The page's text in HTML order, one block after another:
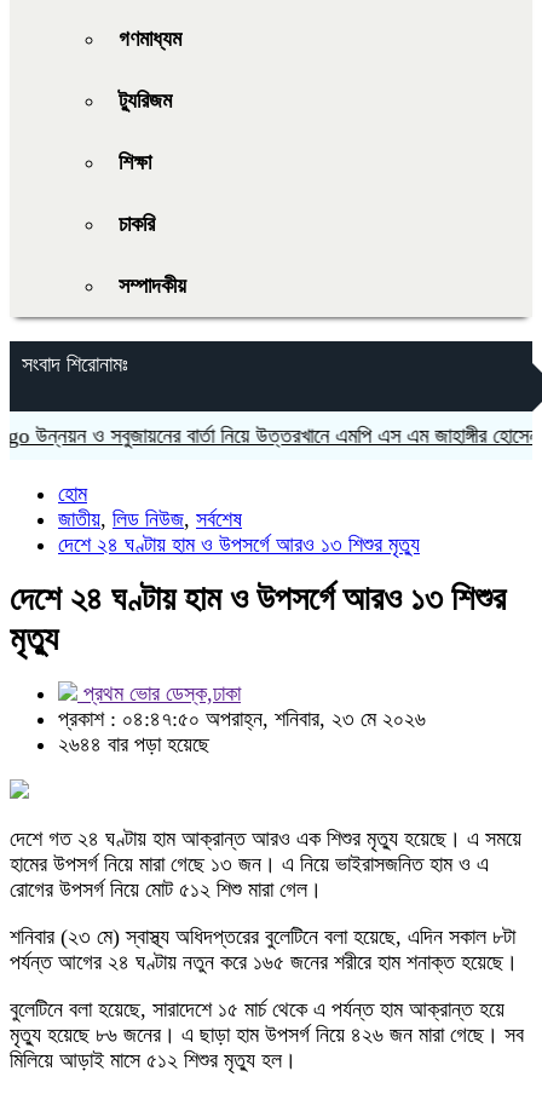
গণমাধ্যম
ট্যুরিজম
শিক্ষা
চাকরি
সম্পাদকীয়
সংবাদ শিরোনামঃ
ও সবুজায়নের বার্তা নিয়ে উত্তরখানে এমপি এস এম জাহাঙ্গীর হোসেন
হোম
জাতীয়, লিড নিউজ, সর্বশেষ
দেশে ২৪ ঘণ্টায় হাম ও উপসর্গে আরও ১৩ শিশুর মৃত্যু
দেশে ২৪ ঘণ্টায় হাম ও উপসর্গে আরও ১৩ শিশুর
মৃত্যু
প্রথম ভোর ডেস্ক,ঢাকা
প্রকাশ : ০৪:৪৭:৫০ অপরাহ্ন, শনিবার, ২৩ মে ২০২৬
২৬৪৪ বার পড়া হয়েছে
দেশে গত ২৪ ঘণ্টায় হাম আক্রান্ত আরও এক শিশুর মৃত্যু হয়েছে। এ সময়ে
হামের উপসর্গ নিয়ে মারা গেছে ১৩ জন। এ নিয়ে ভাইরাসজনিত হাম ও এ
রোগের উপসর্গ নিয়ে মোট ৫১২ শিশু মারা গেল।
শনিবার (২৩ মে) স্বাস্থ্য অধিদপ্তরের বুলেটিনে বলা হয়েছে, এদিন সকাল ৮টা
পর্যন্ত আগের ২৪ ঘণ্টায় নতুন করে ১৬৫ জনের শরীরে হাম শনাক্ত হয়েছে।
বুলেটিনে বলা হয়েছে, সারাদেশে ১৫ মার্চ থেকে এ পর্যন্ত হাম আক্রান্ত হয়ে
মৃত্যু হয়েছে ৮৬ জনের। এ ছাড়া হাম উপসর্গ নিয়ে ৪২৬ জন মারা গেছে। সব
মিলিয়ে আড়াই মাসে ৫১২ শিশুর মৃত্যু হল।